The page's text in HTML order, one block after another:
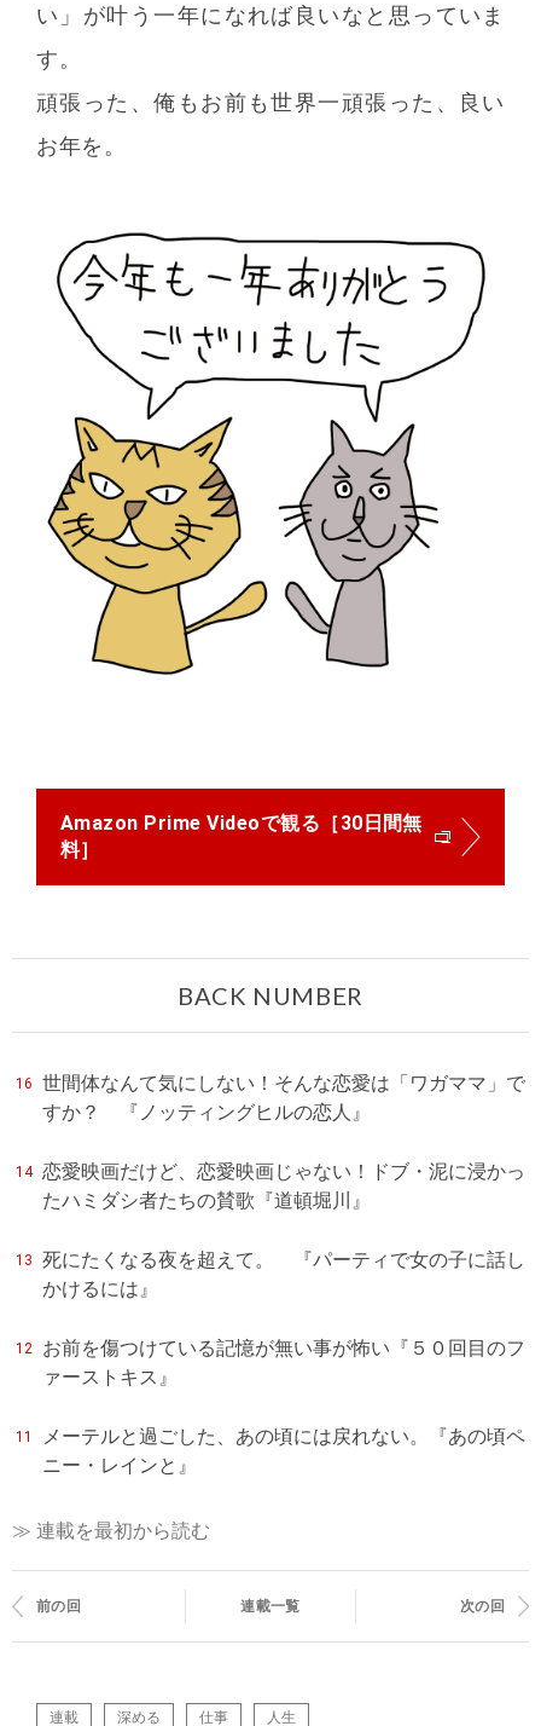
い」が叶う一年になれば良いなと思っていま
す。
頑張った、俺もお前も世界一頑張った、良い
お年を。
Amazon Prime Videoで観る［30日間無
料］
BACK NUMBER
16
世間体なんて気にしない！そんな恋愛は「ワガママ」で
すか？ 『ノッティングヒルの恋人』
14 恋愛映画だけど、恋愛映画じゃない！ドブ・泥に浸かっ
たハミダシ者たちの賛歌『道頓堀川』
13
死にたくなる夜を超えて。 『パーティで女の子に話し
かけるには』
12
お前を傷つけている記憶が無い事が怖い『５０回目のフ
ァーストキス』
11
メーテルと過ごした、あの頃には戻れない。『あの頃ペ
ニー・レインと』
≫ 連載を最初から読む
前の回 連載一覧 次の回
連載 深める 仕事 人生